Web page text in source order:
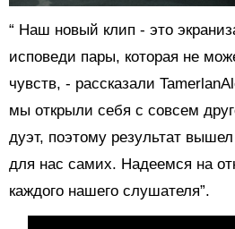
“ Наш новый клип - это
исповеди пары, которая не
чувств, - рассказали
мы открыли себя с совсем
дуэт, поэтому результат
для нас самих. Надеемся на
каждого нашего слушателя”.